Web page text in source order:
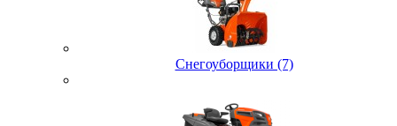
Снегоуборщики (7)